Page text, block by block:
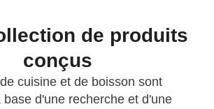
de produits
conçus
cuisine et de boisson sont
d'une recherche et d'une